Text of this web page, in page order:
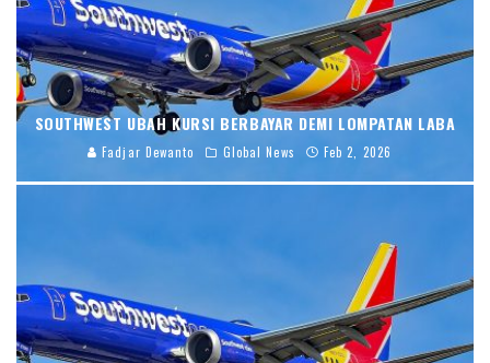
SOUTHWEST UBAH KURSI BERBAYAR DEMI LOMPATAN LABA
Fadjar Dewanto Global News Feb 2, 2026